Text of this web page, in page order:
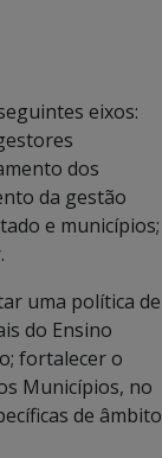
eixos:
dos
da gestão
e municípios;
uma política de
do Ensino
fortalecer o
Municípios, no
de âmbito